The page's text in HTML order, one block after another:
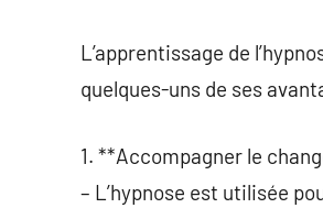
L’apprentissage de
quelques-uns de ses
1. **Accompagner le
– L’hypnose est utilisée